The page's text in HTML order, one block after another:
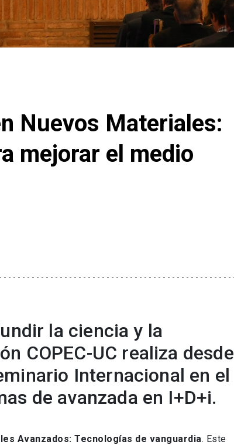
Nuevos Materiales:
mejorar el medio
la ciencia y la
COPEC-UC realiza desde
Internacional en el
de avanzada en I+D+i.
Avanzados: Tecnologías de vanguardia. Este